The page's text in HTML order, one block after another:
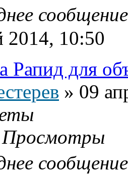
2014, 10:50
Рапид для
» 09
Просмотры